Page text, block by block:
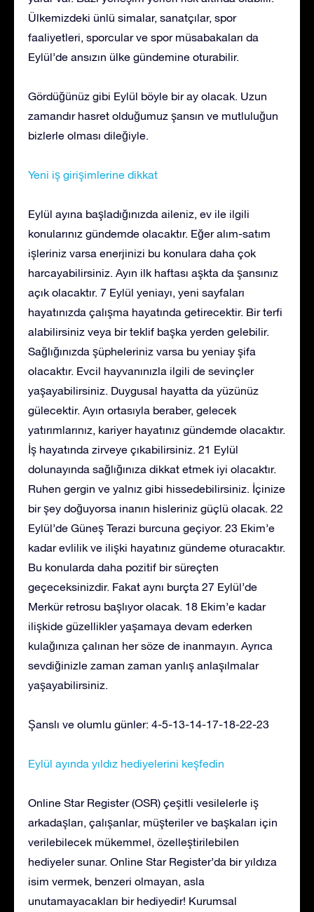
Ülkemizdeki ünlü simalar, sanatçılar, spor
faaliyetleri, sporcular ve spor müsabakaları da
Eylül’de ansızın ülke gündemine oturabilir.
Gördüğünüz gibi Eylül böyle bir ay olacak. Uzun
zamandır hasret olduğumuz şansın ve mutluluğun
bizlerle olması dileğiyle.
Yeni iş girişimlerine dikkat
Eylül ayına başladığınızda aileniz, ev ile ilgili
konularınız gündemde olacaktır. Eğer alım-satım
işleriniz varsa enerjinizi bu konulara daha çok
harcayabilirsiniz. Ayın ilk haftası aşkta da şansınız
açık olacaktır. 7 Eylül yeniayı, yeni sayfaları
hayatınızda çalışma hayatında getirecektir. Bir terfi
alabilirsiniz veya bir teklif başka yerden gelebilir.
Sağlığınızda şüpheleriniz varsa bu yeniay şifa
olacaktır. Evcil hayvanınızla ilgili de sevinçler
yaşayabilirsiniz. Duygusal hayatta da yüzünüz
gülecektir. Ayın ortasıyla beraber, gelecek
yatırımlarınız, kariyer hayatınız gündemde olacaktır.
İş hayatında zirveye çıkabilirsiniz. 21 Eylül
dolunayında sağlığınıza dikkat etmek iyi olacaktır.
Ruhen gergin ve yalnız gibi hissedebilirsiniz. İçinize
bir şey doğuyorsa inanın hisleriniz güçlü olacak. 22
Eylül’de Güneş Terazi burcuna geçiyor. 23 Ekim’e
kadar evlilik ve ilişki hayatınız gündeme oturacaktır.
Bu konularda daha pozitif bir süreçten
geçeceksinizdir. Fakat aynı burçta 27 Eylül’de
Merkür retrosu başlıyor olacak. 18 Ekim’e kadar
ilişkide güzellikler yaşamaya devam ederken
kulağınıza çalınan her söze de inanmayın. Ayrıca
sevdiğinizle zaman zaman yanlış anlaşılmalar
yaşayabilirsiniz.
Şanslı ve olumlu günler: 4-5-13-14-17-18-22-23
Eylül ayında yıldız hediyelerini keşfedin
Online Star Register (OSR) çeşitli vesilelerle iş
arkadaşları, çalışanlar, müşteriler ve başkaları için
verilebilecek mükemmel, özelleştirilebilen
hediyeler sunar. Online Star Register’da bir yıldıza
isim vermek, benzeri olmayan, asla
unutamayacakları bir hediyedir! Kurumsal